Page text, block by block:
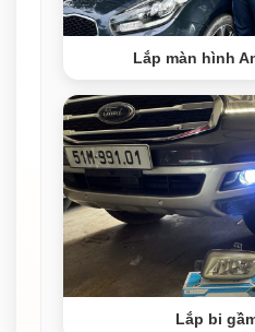
Lắp màn hình
Lắp bi